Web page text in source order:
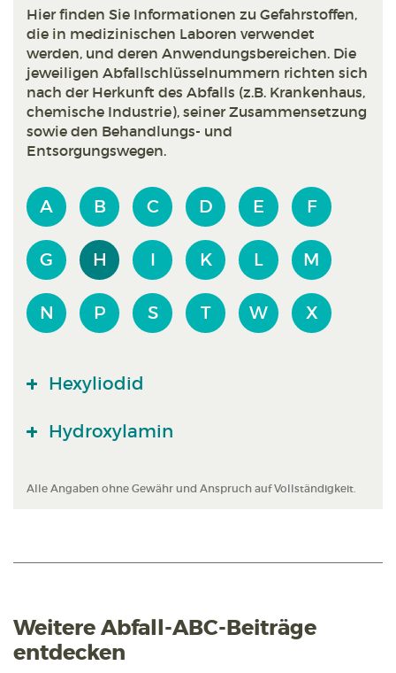
Hier finden Sie Informationen zu Gefahrstoffen,
die in medizinischen Laboren verwendet
werden, und deren Anwendungsbereichen. Die
jeweiligen Abfallschlüsselnummern richten sich
nach der Herkunft des Abfalls (z.B. Krankenhaus,
chemische Industrie), seiner Zusammensetzung
sowie den Behandlungs- und
Entsorgungswegen.
A B C D E F
G H I K L M
N P S T W X
Hexyliodid
Hydroxylamin
Alle Angaben ohne Gewähr und Anspruch auf Vollständigkeit.
Weitere Abfall-ABC-Beiträge
entdecken